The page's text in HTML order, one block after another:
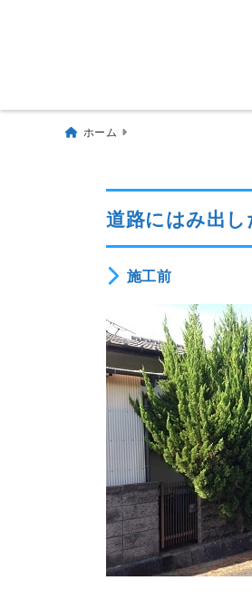
ホーム
道路にはみ出
施工前